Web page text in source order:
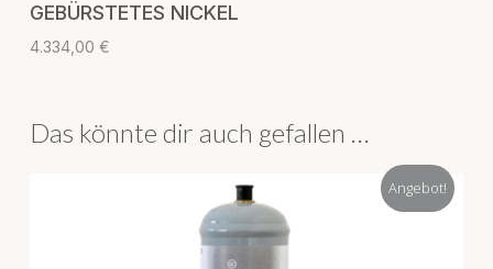
GEBÜRSTETES NICKEL
4.334,00 €
Das könnte dir auch gefallen …
Angebot!